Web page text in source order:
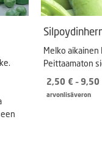
Melko aikainen
Peittaamaton
2,50 € – 9,50
arvonlisäveron